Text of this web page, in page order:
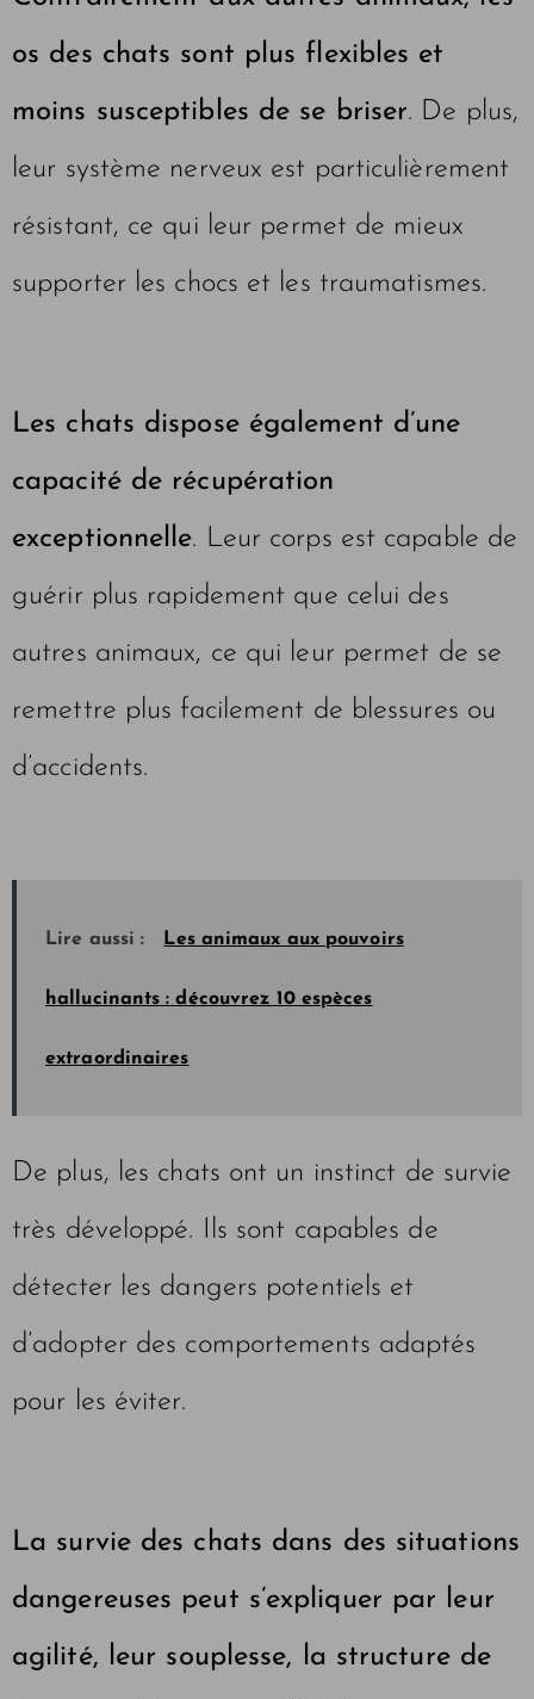
os des chats sont plus flexibles et
moins susceptibles de se briser. De plus,
leur système nerveux est particulièrement
résistant, ce qui leur permet de mieux
supporter les chocs et les traumatismes.
Les chats dispose également d’une
capacité de récupération
exceptionnelle. Leur corps est capable de
guérir plus rapidement que celui des
autres animaux, ce qui leur permet de se
remettre plus facilement de blessures ou
d’accidents.
Lire aussi : Les animaux aux pouvoirs
hallucinants : découvrez 10 espèces
extraordinaires
De plus, les chats ont un instinct de survie
très développé. Ils sont capables de
détecter les dangers potentiels et
d’adopter des comportements adaptés
pour les éviter.
La survie des chats dans des situations
dangereuses peut s’expliquer par leur
agilité, leur souplesse, la structure de